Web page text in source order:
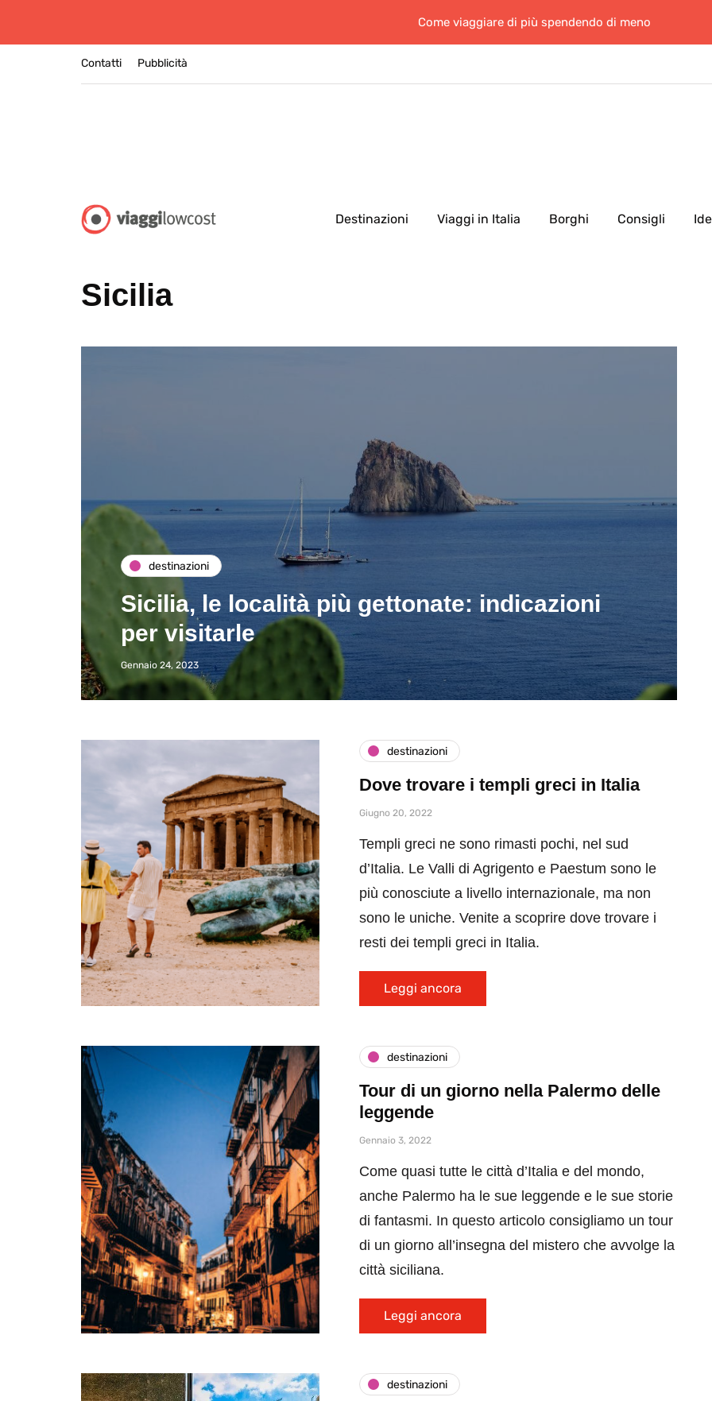
Come viaggiare di più spendendo di meno
Contatti Pubblicità
Destinazioni Viaggi in Italia Borghi Consigli
Sicilia
destinazioni
Sicilia, le località più gettonate: indicazioni
per visitarle
Gennaio 24, 2023
destinazioni
Dove trovare i templi greci in Italia
Giugno 20, 2022
Templi greci ne sono rimasti pochi, nel sud
d’Italia. Le Valli di Agrigento e Paestum sono le
più conosciute a livello internazionale, ma non
sono le uniche. Venite a scoprire dove trovare i
resti dei templi greci in Italia.
Leggi ancora
destinazioni
Tour di un giorno nella Palermo delle
leggende
Gennaio 3, 2022
Come quasi tutte le città d’Italia e del mondo,
anche Palermo ha le sue leggende e le sue storie
di fantasmi. In questo articolo consigliamo un tour
di un giorno all’insegna del mistero che avvolge la
città siciliana.
Leggi ancora
destinazioni